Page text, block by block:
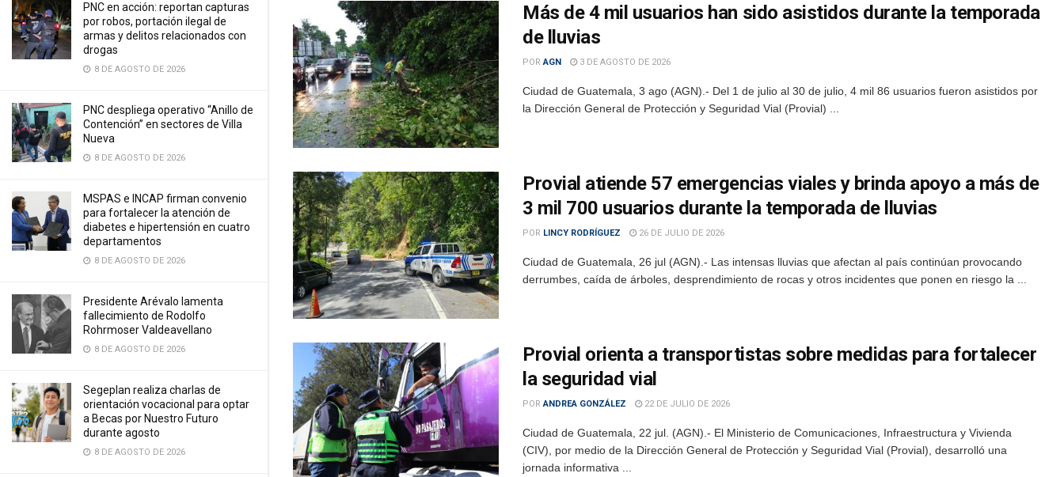
PNC en acción: reportan capturas
por robos, portación ilegal de
armas y delitos relacionados con
drogas
8 DE AGOSTO DE 2026
PNC despliega operativo “Anillo de
Contención” en sectores de Villa
Nueva
8 DE AGOSTO DE 2026
MSPAS e INCAP firman convenio
para fortalecer la atención de
diabetes e hipertensión en cuatro
departamentos
8 DE AGOSTO DE 2026
Presidente Arévalo lamenta
fallecimiento de Rodolfo
Rohrmoser Valdeavellano
8 DE AGOSTO DE 2026
Segeplan realiza charlas de
orientación vocacional para optar
a Becas por Nuestro Futuro
durante agosto
8 DE AGOSTO DE 2026
Más de 4 mil usuarios han sido asistidos durante la temporada
de lluvias
POR AGN 3 DE AGOSTO DE 2026
Ciudad de Guatemala, 3 ago (AGN).- Del 1 de julio al 30 de julio, 4 mil 86 usuarios fueron asistidos por
la Dirección General de Protección y Seguridad Vial (Provial) ...
Provial atiende 57 emergencias viales y brinda apoyo a más de
3 mil 700 usuarios durante la temporada de lluvias
POR LINCY RODRÍGUEZ 26 DE JULIO DE 2026
Ciudad de Guatemala, 26 jul (AGN).- Las intensas lluvias que afectan al país continúan provocando
derrumbes, caída de árboles, desprendimiento de rocas y otros incidentes que ponen en riesgo la ...
Provial orienta a transportistas sobre medidas para fortalecer
la seguridad vial
POR ANDREA GONZÁLEZ 22 DE JULIO DE 2026
Ciudad de Guatemala, 22 jul. (AGN).- El Ministerio de Comunicaciones, Infraestructura y Vivienda
(CIV), por medio de la Dirección General de Protección y Seguridad Vial (Provial), desarrolló una
jornada informativa ...